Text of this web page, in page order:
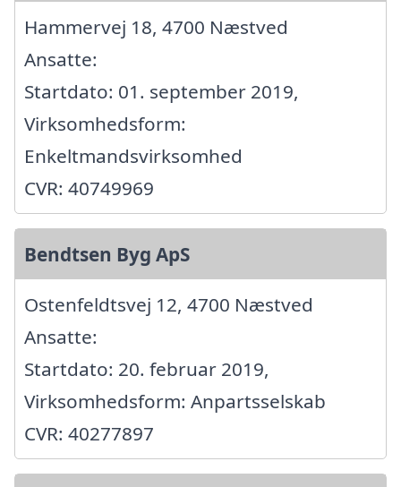
Hammervej 18, 4700 Næstved
Ansatte:
Startdato: 01. september 2019,
Virksomhedsform:
Enkeltmandsvirksomhed
CVR: 40749969
Bendtsen Byg ApS
Ostenfeldtsvej 12, 4700 Næstved
Ansatte:
Startdato: 20. februar 2019,
Virksomhedsform: Anpartsselskab
CVR: 40277897